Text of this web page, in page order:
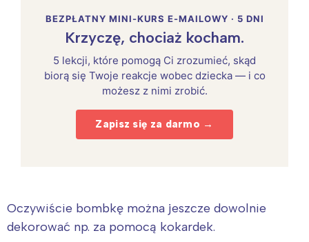
BEZPŁATNY MINI-KURS E-MAILOWY · 5 DNI
Krzyczę, chociaż kocham.
5 lekcji, które pomogą Ci zrozumieć, skąd
biorą się Twoje reakcje wobec dziecka — i co
możesz z nimi zrobić.
Zapisz się za darmo →
Oczywiście bombkę można jeszcze dowolnie
dekorować np. za pomocą kokardek.